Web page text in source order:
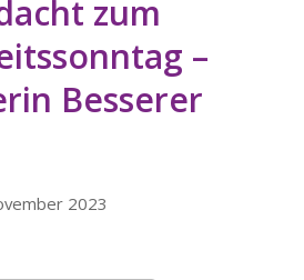
zum
–
Besserer
2023